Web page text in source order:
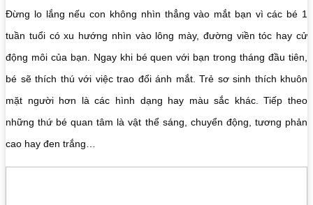
Đừng lo lắng nếu con không nhìn thẳng vào mắt bạn vì các bé 1
tuần tuổi có xu hướng nhìn vào lông mày, đường viền tóc hay cử
động môi của bạn. Ngay khi bé quen với bạn trong tháng đầu tiên,
bé sẽ thích thú với việc trao đổi ánh mắt. Trẻ sơ sinh thích khuôn
mặt người hơn là các hình dạng hay màu sắc khác. Tiếp theo
những thứ bé quan tâm là vật thể sáng, chuyển động, tương phản
cao hay đen trắng…